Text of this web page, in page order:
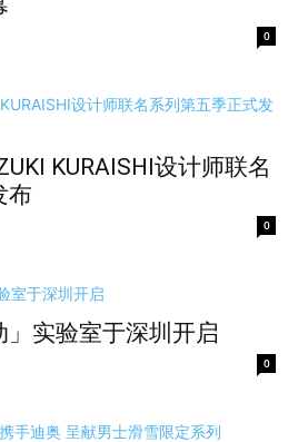
0
KURAISHI设计师联名
布
0
实验室于深圳开启
0